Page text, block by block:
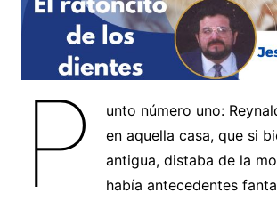
P
unto número uno:
en aquella casa, que si
antigua, distaba de la
había antecedentes